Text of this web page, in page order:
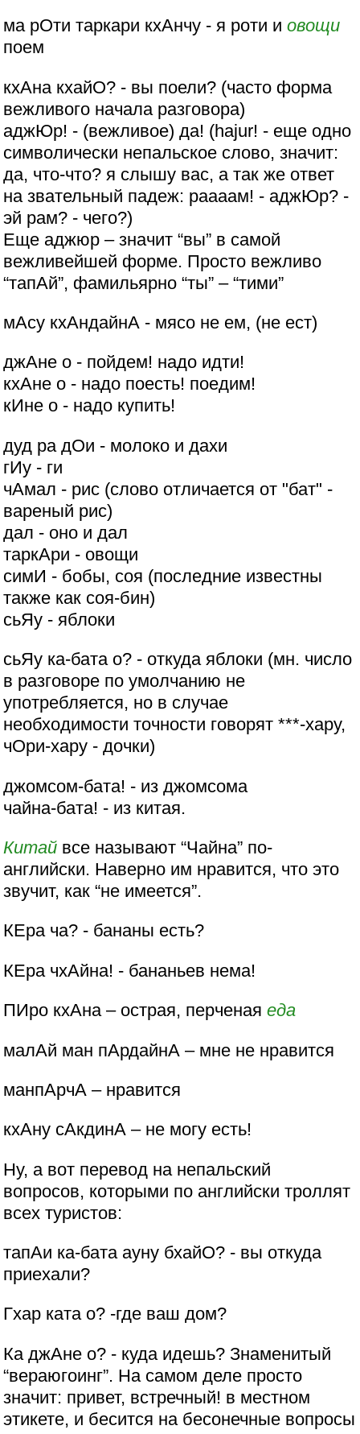
ма рОти таркари кхАнчу - я роти иовощи
поем
кхАна кхайО? - вы поели? (часто форма
вежливого начала разговора)
аджЮр! - (вежливое) да! (hajur! - еще одно
символически непальское слово, значит:
да, что-что? я слышу вас, а так же ответ
на звательный падеж: раааам! - аджЮр? -
эй рам? - чего?)
Еще аджюр – значит “вы” в самой
вежливейшей форме. Просто вежливо
“тапАй”, фамильярно “ты” – “тими”
мАсу кхАндайнА - мясо не ем, (не ест)
джАне о - пойдем! надо идти!
кхАне о - надо поесть! поедим!
кИне о - надо купить!
дуд ра дОи - молоко и дахи
гИу - ги
чАмал - рис (слово отличается от "бат" -
вареный рис)
дал - оно и дал
таркАри - овощи
симИ - бобы, соя (последние известны
также как соя-бин)
сьЯу - яблоки
сьЯу ка-бата о? - откуда яблоки (мн. число
в разговоре по умолчанию не
употребляется, но в случае
необходимости точности говорят ***-хару,
чОри-хару - дочки)
джомсом-бата! - из джомсома
чайна-бата! - из китая.
Китай все называют “Чайна” по-
английски. Наверно им нравится, что это
звучит, как “не имеется”.
КЕра ча? - бананы есть?
КЕра чхАйна! - бананьев нема!
ПИро кхАна – острая, перченаяеда
малАй ман пАрдайнА – мне не нравится
манпАрчА – нравится
кхАну сАкдинА – не могу есть!
Ну, а вот перевод на непальский
вопросов, которыми по английски троллят
всех туристов:
тапАи ка-бата ауну бхайО? - вы откуда
приехали?
Гхар ката о? -где ваш дом?
Ка джАне о? - куда идешь? Знаменитый
“вераюгоинг”. На самом деле просто
значит: привет, встречный! в местном
этикете, и бесится на бесонечные вопросы